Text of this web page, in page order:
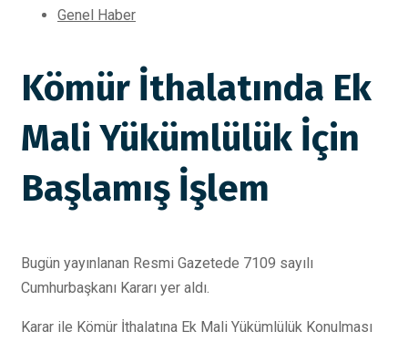
Genel Haber
Kömür İthalatında Ek
Mali Yükümlülük İçin
Başlamış İşlem
Bugün yayınlanan Resmi Gazetede 7109 sayılı
Cumhurbaşkanı Kararı yer aldı.
Karar ile Kömür İthalatına Ek Mali Yükümlülük Konulması